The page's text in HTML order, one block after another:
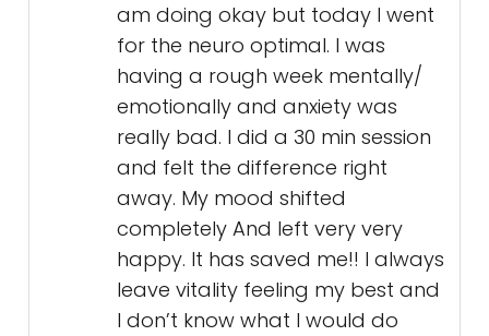
am doing okay but today I went
for the neuro optimal. I was
having a rough week mentally/
emotionally and anxiety was
really bad. I did a 30 min session
and felt the difference right
away. My mood shifted
completely And left very very
happy. It has saved me!! I always
leave vitality feeling my best and
I don’t know what I would do